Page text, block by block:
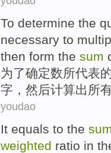
To determine the
necessary to
then form the sum
为了确定数所代表
字 ， 然后计算出 所
youdao
It equals to the
weighted ratio in